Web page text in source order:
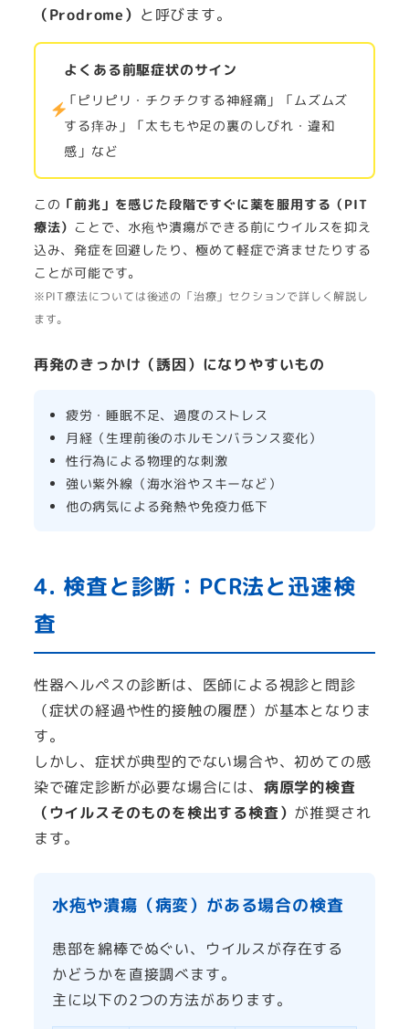
（Prodrome） と呼びます。
よくある前駆症状のサイン
「ピリピリ・チクチクする神経痛」「ムズムズ
する痒み」「太ももや足の裏のしびれ・違和
感」など
この 「前兆」を感じた段階ですぐに薬を服用する（PIT
療法） ことで、水疱や潰瘍ができる前にウイルスを抑え
込み、発症を回避したり、極めて軽症で済ませたりする
ことが可能です。
※PIT療法については後述の「治療」セクションで詳しく解説し
ます。
再発のきっかけ（誘因）になりやすいもの
疲労・睡眠不足、過度のストレス
月経（生理前後のホルモンバランス変化）
性行為による物理的な刺激
強い紫外線（海水浴やスキーなど）
他の病気による発熱や免疫力低下
4. 検査と診断：PCR法と迅速検
査
性器ヘルペスの診断は、医師による視診と問診
（症状の経過や性的接触の履歴）が基本となりま
す。
しかし、症状が典型的でない場合や、初めての感
染で確定診断が必要な場合には、 病原学的検査
（ウイルスそのものを検出する検査） が推奨され
ます。
水疱や潰瘍（病変）がある場合の検査
患部を綿棒でぬぐい、ウイルスが存在する
かどうかを直接調べます。
主に以下の2つの方法があります。